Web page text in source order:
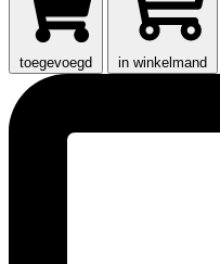
toegevoegd in winkelmand